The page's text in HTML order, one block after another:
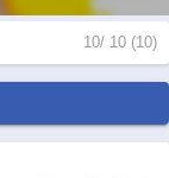
10/ 10 (10)